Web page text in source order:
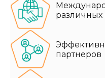
партнеров